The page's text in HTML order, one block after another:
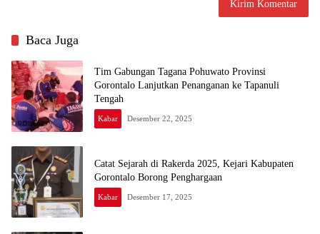
Baca Juga
Tim Gabungan Tagana Pohuwato Provinsi
Gorontalo Lanjutkan Penanganan ke Tapanuli
Tengah
Kabar Desember 22, 2025
Catat Sejarah di Rakerda 2025, Kejari Kabupaten
Gorontalo Borong Penghargaan
Kabar Desember 17, 2025